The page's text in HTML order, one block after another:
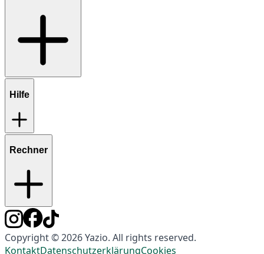
Hilfe
Rechner
Copyright © 2026 Yazio. All rights reserved.
KontaktDatenschutzerklärungCookies